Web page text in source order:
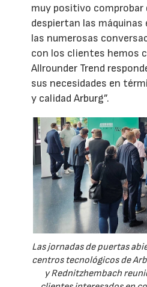
muy positivo comprobar
despiertan las máquinas
las numerosas
con los clientes hemos
Allrounder Trend
sus necesidades en
y calidad Arburg”.
Las jornadas de puertas
centros tecnológicos de
y Rednitzhembach